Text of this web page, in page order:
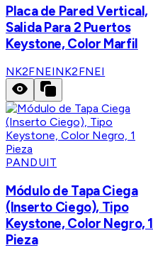
Placa de Pared Vertical,
Salida Para 2 Puertos
Keystone, Color Marfil
NK2FNEINK2FNEI
PANDUIT
Módulo de Tapa Ciega
(Inserto Ciego), Tipo
Keystone, Color Negro, 1
Pieza